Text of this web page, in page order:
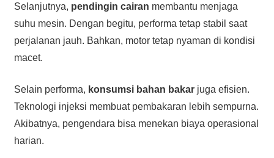
Selanjutnya, pendingin cairan membantu menjaga
suhu mesin. Dengan begitu, performa tetap stabil saat
perjalanan jauh. Bahkan, motor tetap nyaman di kondisi
macet.
Selain performa, konsumsi bahan bakarjuga efisien.
Teknologi injeksi membuat pembakaran lebih sempurna.
Akibatnya, pengendara bisa menekan biaya operasional
harian.